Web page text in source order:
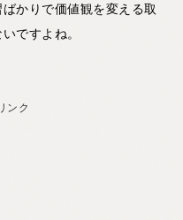
かりで価値観を変える取
ですよね。
ンク